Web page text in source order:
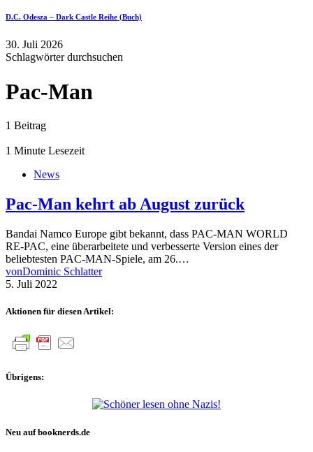
D.C. Odesza – Dark Castle Reihe (Buch)
30. Juli 2026
Schlagwörter durchsuchen
Pac-Man
1 Beitrag
1 Minute Lesezeit
News
Pac-Man kehrt ab August zurück
Bandai Namco Europe gibt bekannt, dass PAC-MAN WORLD
RE-PAC, eine überarbeitete und verbesserte Version eines der
beliebtesten PAC-MAN-Spiele, am 26.…
vonDominic Schlatter
5. Juli 2022
Aktionen für diesen Artikel:
Übrigens:
Neu auf booknerds.de